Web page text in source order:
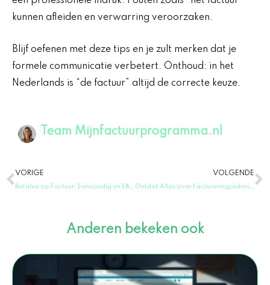
kunnen afleiden en verwarring veroorzaken.
Blijf oefenen met deze tips en je zult merken dat je
formele communicatie verbetert. Onthoud: in het
Nederlands is “de factuur” altijd de correcte keuze.
Team Mijnfactuurprogramma.nl
Vorige
VORIGE
Betalen op Factuur: Eenvoudig en Efficiënt Betalingen in Nederland!
VOLGENDE
Ontdek Alles over Factureringsadres: Jouw Ultieme Informatiebron!
Anderen bekeken ook